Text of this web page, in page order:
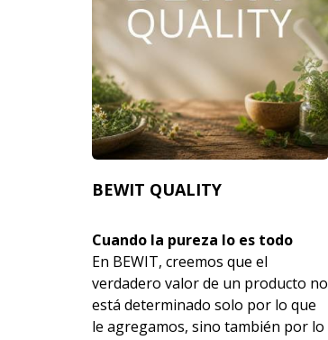
BEWIT QUALITY
Cuando la pureza lo es todo
En BEWIT, creemos que el
verdadero valor de un producto no
está determinado solo por lo que
le agregamos, sino también por lo